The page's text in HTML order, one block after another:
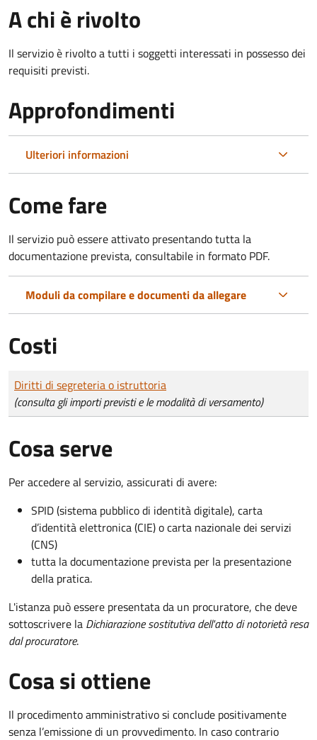
A chi è rivolto
Il servizio è rivolto a tutti i soggetti interessati in possesso dei
requisiti previsti.
Approfondimenti
Ulteriori informazioni
Come fare
Il servizio può essere attivato presentando tutta la
documentazione prevista, consultabile in formato PDF.
Moduli da compilare e documenti da allegare
Costi
Tipo di pagamento
Importo
Diritti di segreteria o istruttoria
(consulta gli importi previsti e le modalità di versamento)
Cosa serve
Per accedere al servizio, assicurati di avere:
SPID (sistema pubblico di identità digitale), carta
d’identità elettronica (CIE) o carta nazionale dei servizi
(CNS)
tutta la documentazione prevista per la presentazione
della pratica.
L'istanza può essere presentata da un procuratore, che deve
sottoscrivere la Dichiarazione sostitutiva dell'atto di notorietà resa
dal procuratore.
Cosa si ottiene
Il procedimento amministrativo si conclude positivamente
senza l’emissione di un provvedimento. In caso contrario